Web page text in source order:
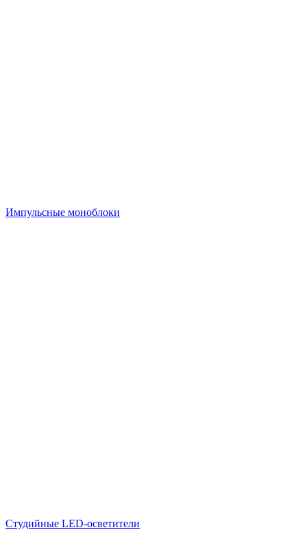
Импульсные моноблоки
Студийные LED-осветители